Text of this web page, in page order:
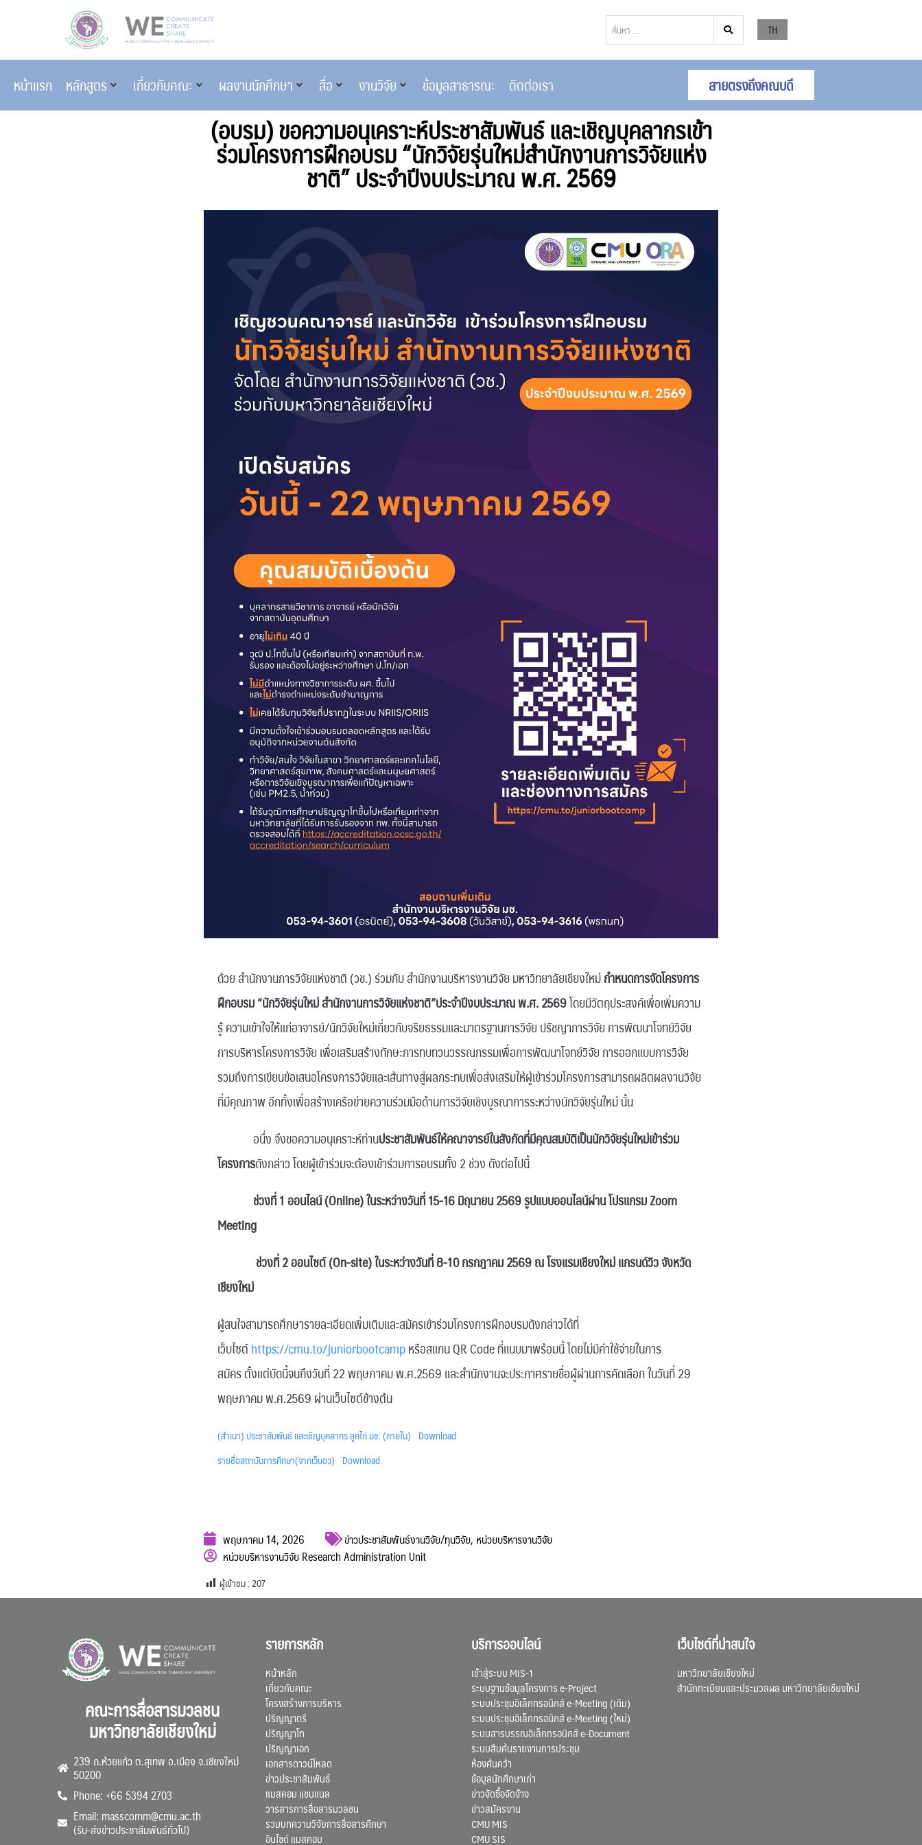
TH
หน้าแรก หลักสูตร เกี่ยวกับคณะ ผลงานนักศึกษา สื่อ งานวิจัย ข้อมูลสาธารณะ ติดต่อเรา สายตรงถึงคณบดี
(อบรม) ขอความอนุเคราะห์ประชาสัมพันธ์ และเชิญบุคลากรเข้า
ร่วมโครงการฝึกอบรม “นักวิจัยรุ่นใหม่สำนักงานการวิจัยแห่ง
ชาติ” ประจำปีงบประมาณ พ.ศ. 2569
ด้วย สำนักงานการวิจัยแห่งชาติ (วช.) ร่วมกับ สำนักงานบริหารงานวิจัย มหาวิทยาลัยเชียงใหม่กำหนดการจัดโครงการ
ฝึกอบรม “นักวิจัยรุ่นใหม่ สำนักงานการวิจัยแห่งชาติ”ประจำปีงบประมาณ พ.ศ. 2569โดยมีวัตถุประสงค์เพื่อเพิ่มความ
รู้ ความเข้าใจให้แก่อาจารย์/นักวิจัยใหม่เกี่ยวกับจริยธรรมและมาตรฐานการวิจัย ปรัชญาการวิจัย การพัฒนาโจทย์วิจัย
การบริหารโครงการวิจัย เพื่อเสริมสร้างทักษะการทบทวนวรรณกรรมเพื่อการพัฒนาโจทย์วิจัย การออกแบบการวิจัย
รวมถึงการเขียนข้อเสนอโครงการวิจัยและเส้นทางสู่ผลกระทบเพื่อส่งเสริมให้ผู้เข้าร่วมโครงการสามารถผลิตผลงานวิจัย
ที่มีคุณภาพ อีกทั้งเพื่อสร้างเครือข่ายความร่วมมือด้านการวิจัยเชิงบูรณาการระหว่างนักวิจัยรุ่นใหม่ นั้น
อนึ่ง จึงขอความอนุเคราะห์ท่านประชาสัมพันธ์ให้คณาจารย์ในสังกัดที่มีคุณสมบัติเป็นนักวิจัยรุ่นใหม่เข้าร่วม
โครงการดังกล่าว โดยผู้เข้าร่วมจะต้องเข้าร่วมการอบรมทั้ง 2 ช่วง ดังต่อไปนี้
ช่วงที่ 1 ออนไลน์ (Online) ในระหว่างวันที่ 15-16 มิถุนายน 2569 รูปแบบออนไลน์ผ่าน โปรแกรม Zoom
Meeting
ช่วงที่ 2 ออนไซต์ (On-site) ในระหว่างวันที่ 8-10 กรกฎาคม 2569 ณ โรงแรมเชียงใหม่ แกรนด์วิว จังหวัด
เชียงใหม่
ผู้สนใจสามารถศึกษารายละเอียดเพิ่มเติมและสมัครเข้าร่วมโครงการฝึกอบรมดังกล่าวได้ที่
เว็บไซต์https://cmu.to/juniorbootcampหรือสแกน QR Code ที่แนบมาพร้อมนี้ โดยไม่มีค่าใช้จ่ายในการ
สมัคร ตั้งแต่บัดนี้จนถึงวันที่ 22 พฤษภาคม พ.ศ.2569 และสำนักงานจะประกาศรายชื่อผู้ผ่านการคัดเลือก ในวันที่ 29
พฤษภาคม พ.ศ.2569 ผ่านเว็บไซต์ข้างต้น
(สำเนา) ประชาสัมพันธ์ และเชิญบุคลากร ลูกไก่ มช. (ภายใน) Download
รายชื่อสถาบันการศึกษา(จากเว็บอว) Download
พฤษภาคม 14, 2026 ข่าวประชาสัมพันธ์งานวิจัย/ทุนวิจัย, หน่วยบริหารงานวิจัย
หน่วยบริหารงานวิจัย Research Administration Unit
ผู้เข้าชม :207
คณะการสื่อสารมวลชน
มหาวิทยาลัยเชียงใหม่
239 ถ.ห้วยแก้ว ต.สุเทพ อ.เมือง จ.เชียงใหม่
50200
Phone: +66 5394 2703
Email: masscomm@cmu.ac.th
(รับ-ส่งข่าวประชาสัมพันธ์ทั่วไป)
รายการหลัก
หน้าหลัก
เกี่ยวกับคณะ
โครงสร้างการบริหาร
ปริญญาตรี
ปริญญาโท
ปริญญาเอก
เอกสารดาวน์โหลด
ข่าวประชาสัมพันธ์
แมสคอม แชนแนล
วารสารการสื่อสารมวลชน
รวมบทความวิจัยการสื่อสารศึกษา
อินไซด์ แมสคอม
บริการออนไลน์
เข้าสู่ระบบ MIS-1
ระบบฐานข้อมูลโครงการ e-Project
ระบบประชุมอิเล็กทรอนิกส์ e-Meeting (เดิม)
ระบบประชุมอิเล็กทรอนิกส์ e-Meeting (ใหม่)
ระบบสารบรรณอิเล็กทรอนิกส์ e-Document
ระบบสืบค้นรายงานการประชุม
ห้องค้นคว้า
ข้อมูลนักศึกษาเก่า
ข่าวจัดซื้อจัดจ้าง
ข่าวสมัครงาน
CMU MIS
CMU SIS
เว็บไซต์ที่น่าสนใจ
มหาวิทยาลัยเชียงใหม่
สำนักทะเบียนและประมวลผล มหาวิทยาลัยเชียงใหม่